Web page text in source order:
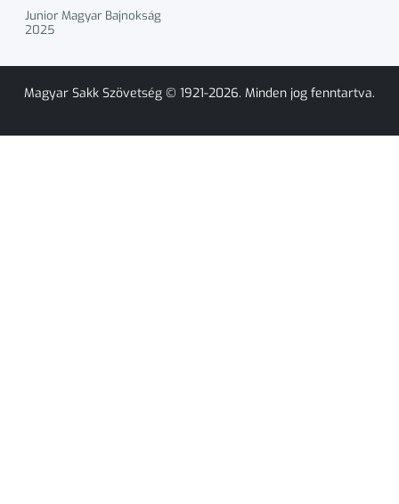
Junior Magyar Bajnokság
2025
Magyar Sakk Szövetség © 1921-2026. Minden jog fenntartva.